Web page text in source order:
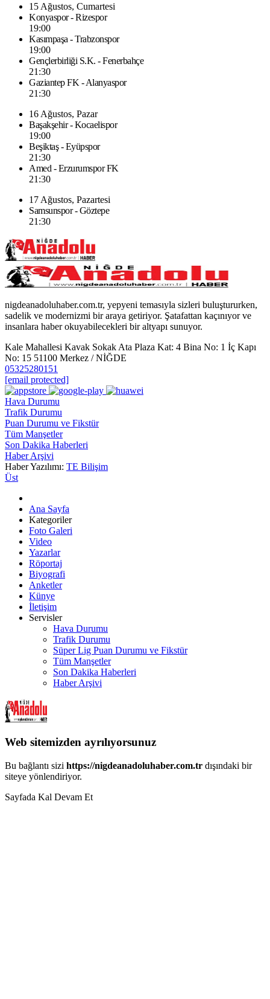
15 Ağustos, Cumartesi
Konyaspor - Rizespor
19:00
Kasımpaşa - Trabzonspor
19:00
Gençlerbirliği S.K. - Fenerbahçe
21:30
Gaziantep FK - Alanyaspor
21:30
16 Ağustos, Pazar
Başakşehir - Kocaelispor
19:00
Beşiktaş - Eyüpspor
21:30
Amed - Erzurumspor FK
21:30
17 Ağustos, Pazartesi
Samsunspor - Göztepe
21:30
nigdeanadoluhaber.com.tr, yepyeni temasıyla sizleri buluştururken,
sadelik ve modernizmi bir araya getiriyor. Şatafattan kaçınıyor ve
insanlara haber okuyabilecekleri bir altyapı sunuyor.
Kale Mahallesi Kavak Sokak Ata Plaza Kat: 4 Bina No: 1 İç Kapı
No: 15 51100 Merkez / NİĞDE
05325280151
[email protected]
Hava Durumu
Trafik Durumu
Puan Durumu ve Fikstür
Tüm Manşetler
Son Dakika Haberleri
Haber Arşivi
Haber Yazılımı: TE Bilişim
Üst
Ana Sayfa
Kategoriler
Foto Galeri
Video
Yazarlar
Röportaj
Biyografi
Anketler
Künye
İletişim
Servisler
Hava Durumu
Trafik Durumu
Süper Lig Puan Durumu ve Fikstür
Tüm Manşetler
Son Dakika Haberleri
Haber Arşivi
Web sitemizden ayrılıyorsunuz
Bu bağlantı sizi https://nigdeanadoluhaber.com.tr dışındaki bir
siteye yönlendiriyor.
Sayfada Kal Devam Et